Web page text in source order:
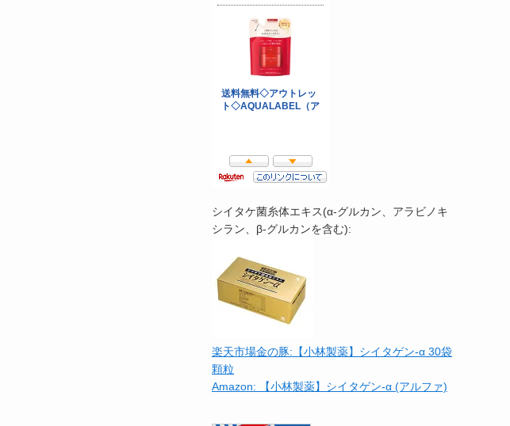
シイタケ菌糸体エキス(α-グルカン、アラビノキ
シラン、β-グルカンを含む):
楽天市場金の豚:【小林製薬】シイタゲン-α 30袋
顆粒
Amazon: 【小林製薬】シイタゲン-α (アルファ)